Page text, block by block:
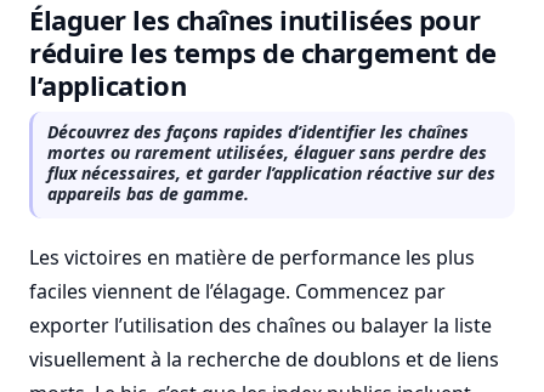
Élaguer les chaînes inutilisées pour
réduire les temps de chargement de
l’application
Découvrez des façons rapides d’identifier les chaînes
mortes ou rarement utilisées, élaguer sans perdre des
flux nécessaires, et garder l’application réactive sur des
appareils bas de gamme.
Les victoires en matière de performance les plus
faciles viennent de l’élagage. Commencez par
exporter l’utilisation des chaînes ou balayer la liste
visuellement à la recherche de doublons et de liens